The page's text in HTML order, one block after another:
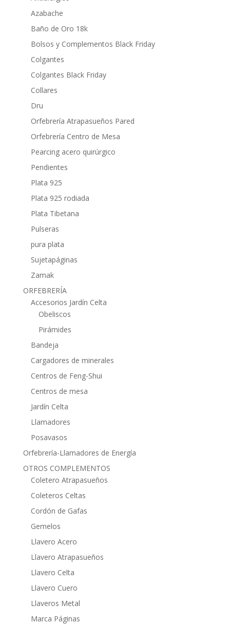
Azabache
Baño de Oro 18k
Bolsos y Complementos Black Friday
Colgantes
Colgantes Black Friday
Collares
Dru
Orfebrería Atrapasueños Pared
Orfebrería Centro de Mesa
Pearcing acero quirúrgico
Pendientes
Plata 925
Plata 925 rodiada
Plata Tibetana
Pulseras
pura plata
Sujetapáginas
Zamak
ORFEBRERÍA
Accesorios Jardín Celta
Obeliscos
Pirámides
Bandeja
Cargadores de minerales
Centros de Feng-Shui
Centros de mesa
Jardín Celta
Llamadores
Posavasos
Orfebrería-Llamadores de Energía
OTROS COMPLEMENTOS
Coletero Atrapasueños
Coleteros Celtas
Cordón de Gafas
Gemelos
Llavero Acero
Llavero Atrapasueños
Llavero Celta
Llavero Cuero
Llaveros Metal
Marca Páginas